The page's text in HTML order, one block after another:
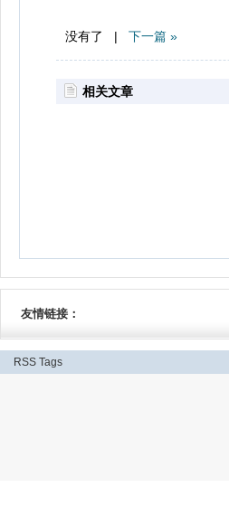
没有了 | 下一篇 »
相关文章
友情链接：
RSS Tags